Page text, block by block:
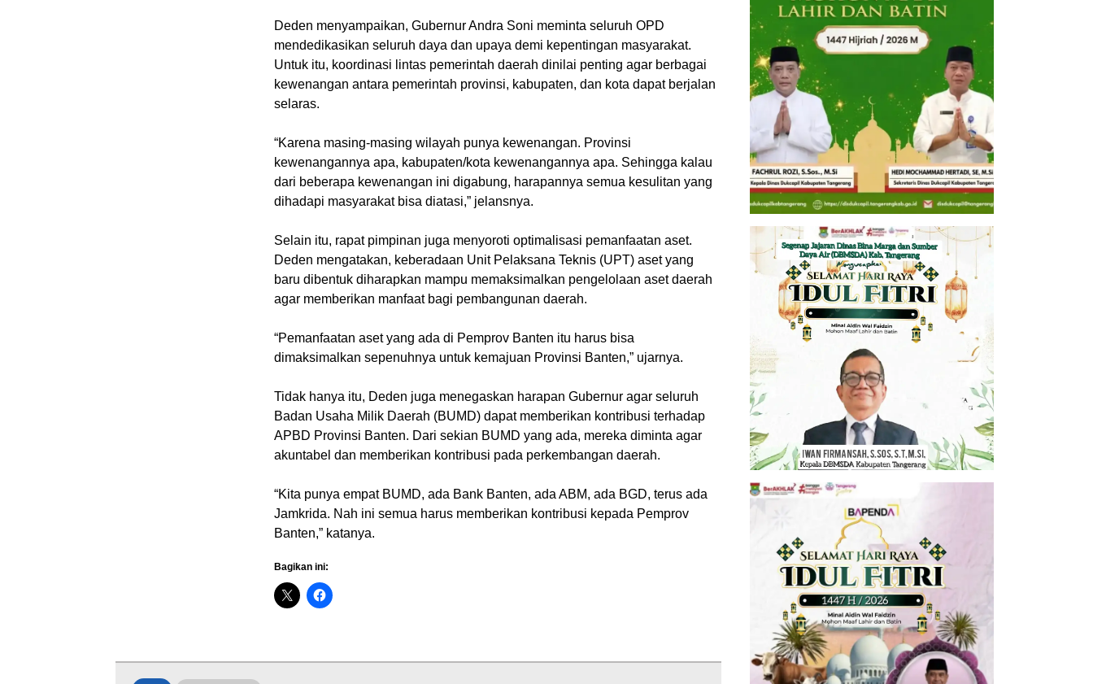
Deden menyampaikan, Gubernur Andra Soni meminta seluruh OPD
mendedikasikan seluruh daya dan upaya demi kepentingan masyarakat.
Untuk itu, koordinasi lintas pemerintah daerah dinilai penting agar berbagai
kewenangan antara pemerintah provinsi, kabupaten, dan kota dapat berjalan
selaras.
“Karena masing-masing wilayah punya kewenangan. Provinsi
kewenangannya apa, kabupaten/kota kewenangannya apa. Sehingga kalau
dari beberapa kewenangan ini digabung, harapannya semua kesulitan yang
dihadapi masyarakat bisa diatasi,” jelansnya.
Selain itu, rapat pimpinan juga menyoroti optimalisasi pemanfaatan aset.
Deden mengatakan, keberadaan Unit Pelaksana Teknis (UPT) aset yang
baru dibentuk diharapkan mampu memaksimalkan pengelolaan aset daerah
agar memberikan manfaat bagi pembangunan daerah.
“Pemanfaatan aset yang ada di Pemprov Banten itu harus bisa
dimaksimalkan sepenuhnya untuk kemajuan Provinsi Banten,” ujarnya.
Tidak hanya itu, Deden juga menegaskan harapan Gubernur agar seluruh
Badan Usaha Milik Daerah (BUMD) dapat memberikan kontribusi terhadap
APBD Provinsi Banten. Dari sekian BUMD yang ada, mereka diminta agar
akuntabel dan memberikan kontribusi pada perkembangan daerah.
“Kita punya empat BUMD, ada Bank Banten, ada ABM, ada BGD, terus ada
Jamkrida. Nah ini semua harus memberikan kontribusi kepada Pemprov
Banten,” katanya.
Bagikan ini: